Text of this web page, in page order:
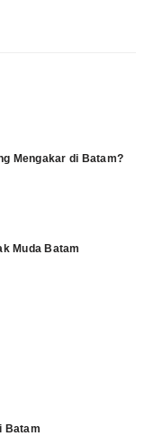
Mengakar di Batam?
Muda Batam
Batam